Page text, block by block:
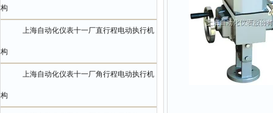
构
上海自动化仪表十一厂直行程电动执行机
构
上海自动化仪表十一厂角行程电动执行机
构